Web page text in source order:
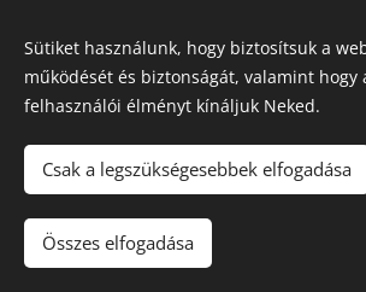
nem maradunk itt
Maradtunk. Így
ingatlanvásárlásról
Sütiket használunk, hogy biztosítsuk a
működését és biztonságát, valamint hogy
felhasználói élményt kínáljuk Neked.
Csak a legszükségesebbek elfogadása
Összes elfogadása